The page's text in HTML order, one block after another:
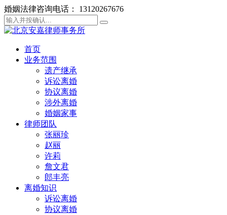
婚姻法律咨询电话： 13120267676
首页
业务范围
遗产继承
诉讼离婚
协议离婚
涉外离婚
婚姻家事
律师团队
张丽珍
赵丽
许莉
詹文君
郎丰亮
离婚知识
诉讼离婚
协议离婚